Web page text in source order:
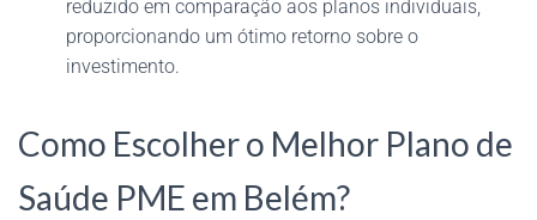
reduzido em comparação aos planos individuais,
proporcionando um ótimo retorno sobre o
investimento.
Como Escolher o Melhor Plano de
Saúde PME em Belém?